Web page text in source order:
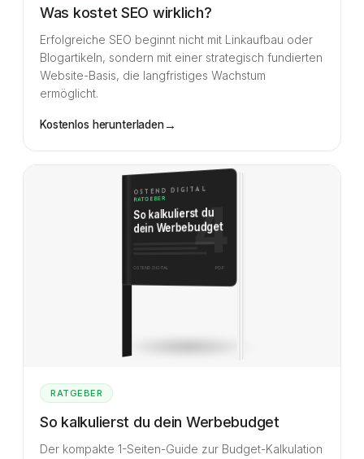
Was kostet SEO wirklich?
Erfolgreiche SEO beginnt nicht mit Linkaufbau oder
Blogartikeln, sondern mit einer strategisch fundierten
Website-Basis, die langfristiges Wachstum
ermöglicht.
Kostenlos herunterladen→
OSTEND DIGITAL
4
RATGEBER
So kalkulierst du
dein Werbebudget
OSTEND.DIGITAL PDF
RATGEBER
So kalkulierst du dein Werbebudget
Der kompakte 1-Seiten-Guide zur Budget-Kalkulation